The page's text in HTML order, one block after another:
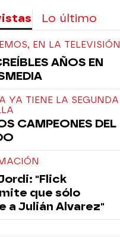
Lo último
EN LA TELEVISIÓN
AÑOS EN
YA TIENE LA SEGUNDA
CAMPEONES DEL
"Flick
que sólo
a Julián Alvarez"